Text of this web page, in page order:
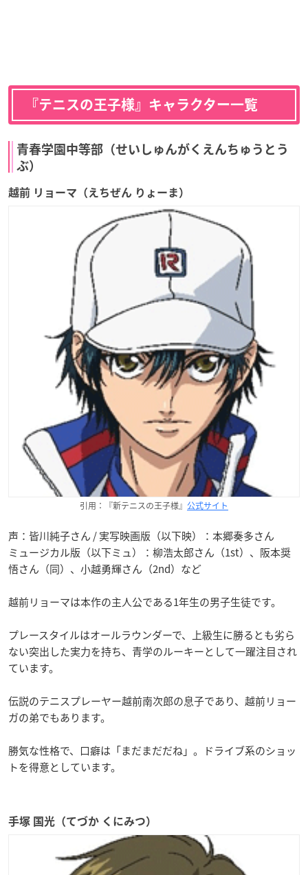
『テニスの王子様』キャラクター一覧
青春学園中等部（せいしゅんがくえんちゅうとう
ぶ）
越前 リョーマ（えちぜん りょーま）
引用：『新テニスの王子様』 公式サイト
声：皆川純子さん / 実写映画版（以下映）：本郷奏多さん
ミュージカル版（以下ミュ）：柳浩太郎さん（1st）、阪本奨
悟さん（同）、小越勇輝さん（2nd）など
越前リョーマは本作の主人公である1年生の男子生徒です。
プレースタイルはオールラウンダーで、上級生に勝るとも劣ら
ない突出した実力を持ち、青学のルーキーとして一躍注目され
ています。
伝説のテニスプレーヤー越前南次郎の息子であり、越前リョー
ガの弟でもあります。
勝気な性格で、口癖は「まだまだだね」。ドライブ系のショッ
トを得意としています。
手塚 国光（てづか くにみつ）